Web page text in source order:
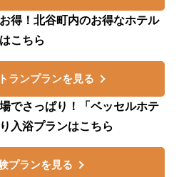
得！北谷町内のお得なホテル
こちら
ランプランを見る
でさっぱり！「ベッセルホテ
入浴プランはこちら
プランを見る